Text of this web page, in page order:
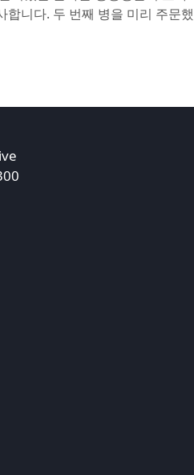
합니다. 두 번째 병을 미리 주문했